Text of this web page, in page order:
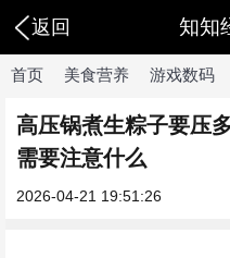
返回 知知
首页 美食营养 游戏数码
高压锅煮生粽子要压
需要注意什么
2026-04-21 19:51:26